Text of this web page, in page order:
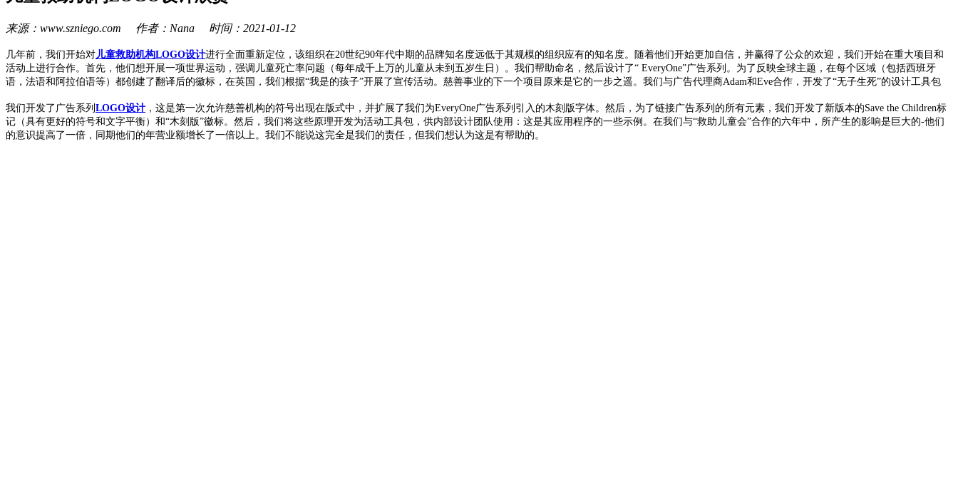
来源：www.szniego.com 作者：Nana 时间：2021-01-12
几年前，我们开始对儿童救助机构LOGO设计进行全面重新定位，该组织在20世纪90年代中期的品牌知名度远低于其规模的组织应有的知名度。
随着他们开始更加自信，并赢得了公众的欢迎，我们开始在重大项目和
活动上进行合作。 首先，他们想开展一项世界运动，强调儿童死亡率问题（每年成千上万的儿童从未到五岁生日）。我们帮助命名，然后设计了“ EveryOne”广告系列。 为了反映全球主题，在每个区域（包括西班牙
语，法语和阿拉伯语等）都创建了翻译后的徽标，在英国，我们根据“我是的孩子”开展了宣传活动。 慈善事业的下一个项目原来是它的一步之遥。我们与广告代理商Adam和Eve合作，开发了“无子生死”的设计工具包
我们开发了广告系列 LOGO设计 ，这是第一次允许慈善机构的符号出现在版式中，并扩展了我们为EveryOne广告系列引入的木刻版字体。 然后，为了链接广告系列的所有元素，我们开发了新版本的Save the Children标
记（具有更好的符号和文字平衡）和“木刻版”徽标。 然后，我们将这些原理开发为活动工具包，供内部设计团队使用：这是其应用程序的一些示例。 在我们与“救助儿童会”合作的六年中，所产生的影响是巨大的-他们
的意识提高了一倍，同期他们的年营业额增长了一倍以上。我们不能说这完全是我们的责任，但我们想认为这是有帮助的。